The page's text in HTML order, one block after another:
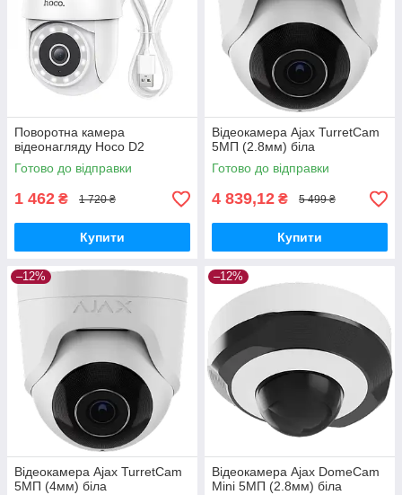
Поворотна камера
відеонагляду Hoco D2
Готово до відправки
1 462 ₴ 1 720 ₴
Купити
Відеокамера Ajax TurretCam
5МП (2.8мм) біла
Готово до відправки
4 839,12 ₴ 5 499 ₴
Купити
–12%
Відеокамера Ajax TurretCam
5МП (4мм) біла
–12%
Відеокамера Ajax DomeCam
Mini 5МП (2.8мм) біла